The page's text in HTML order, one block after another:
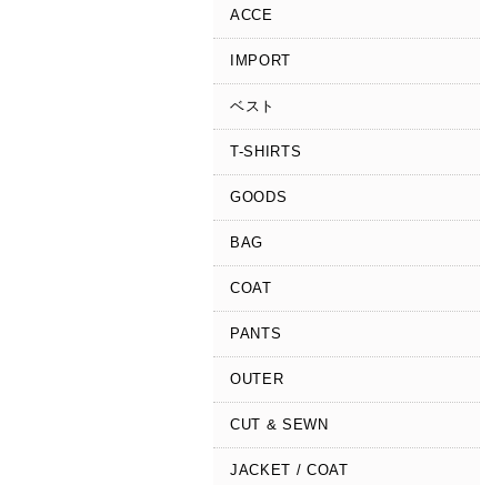
ACCE
IMPORT
ベスト
T-SHIRTS
GOODS
BAG
COAT
PANTS
OUTER
CUT & SEWN
JACKET / COAT